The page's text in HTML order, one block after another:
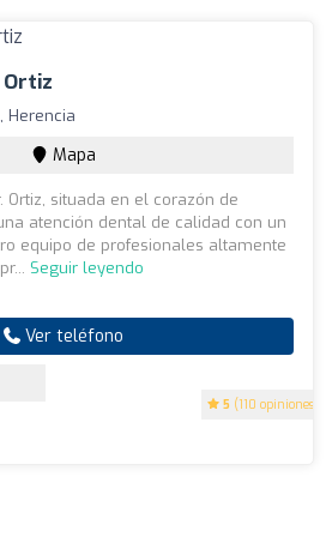
Ortiz
5 (110 opiniones)
Herencia
Mapa
Ortiz, situada en el corazón de
atención dental de calidad con un
equipo de profesionales altamente
Seguir leyendo
Ver teléfono